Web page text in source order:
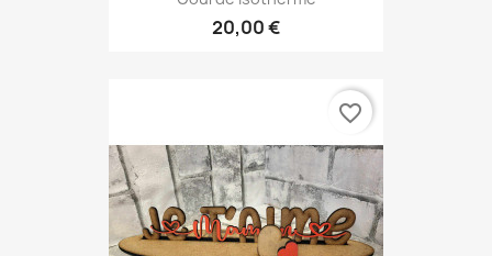
20,00 €
favorite_border